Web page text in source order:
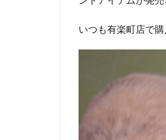
いつも有楽町店で